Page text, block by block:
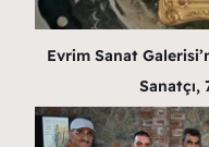
Evrim Sanat
Sanatçı,